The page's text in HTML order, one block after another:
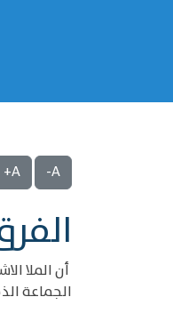
A-
A+
أن الملا
الجماعة